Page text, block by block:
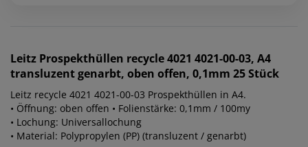
Leitz Prospekthüllen recycle 4021 4021-00-03, A4
transluzent genarbt, oben offen, 0,1mm 25 Stück
Leitz recycle 4021 4021-00-03 Prospekthüllen in A4.
• Öffnung: oben offen • Folienstärke: 0,1mm / 100my
• Lochung: Universallochung
• Material: Polypropylen (PP) (transluzent / genarbt)